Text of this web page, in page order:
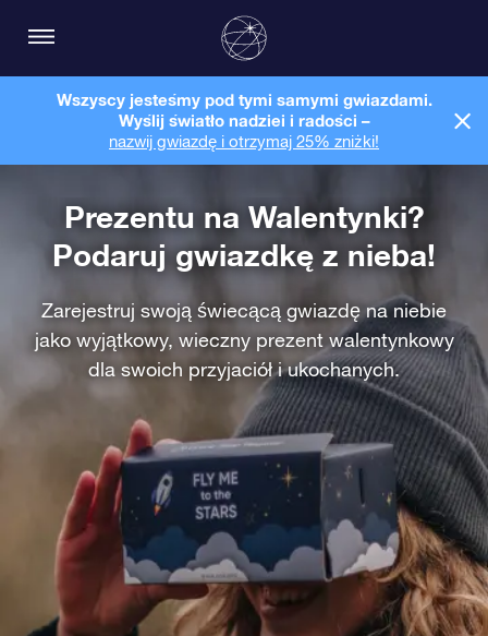
Wszyscy jesteśmy pod tymi samymi gwiazdami.
Wyślij światło nadziei i radości –
nazwij gwiazdę i otrzymaj 25% zniżki!
Prezentu na Walentynki?
Podaruj gwiazdkę z nieba!
Zarejestruj swoją świecącą gwiazdę na niebie
jako wyjątkowy, wieczny prezent walentynkowy
dla swoich przyjaciół i ukochanych.